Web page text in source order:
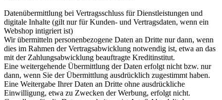
Datenübermittlung bei Vertragsschluss für Dienstleistungen und
digitale Inhalte (gilt nur für Kunden- und Vertragsdaten, wenn ein
Webshop intigriert ist)
Wir übermitteln personenbezogene Daten an Dritte nur dann, wenn
dies im Rahmen der Vertragsabwicklung notwendig ist, etwa an das
mit der Zahlungsabwicklung beauftragte Kreditinstitut.
Eine weitergehende Übermittlung der Daten erfolgt nicht bzw. nur
dann, wenn Sie der Übermittlung ausdrücklich zugestimmt haben.
Eine Weitergabe Ihrer Daten an Dritte ohne ausdrückliche
Einwilligung, etwa zu Zwecken der Werbung, erfolgt nicht.